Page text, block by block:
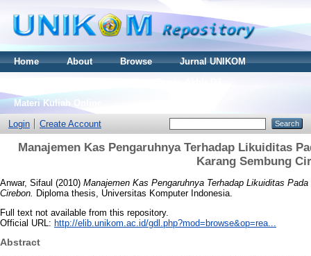
Home About Browse
Jurnal UNIKOM
Materi Kuliah Online
Login
Create Account
Manajemen Kas Pengaruhnya Terhadap Likuiditas
Karang Sembung
Anwar, Sifaul (2010) Manajemen Kas Pengaruhnya Terhadap Likuiditas
Cirebon.
Diploma thesis, Universitas Komputer Indonesia.
Full text not available from this repository.
Official URL: http://elib.unikom.ac.id/gdl.php?mod=browse&op=rea...
Abstract